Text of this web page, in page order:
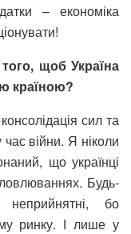
– економіка
щоб Україна
країною?
сил та
війни. Я ніколи
що українці
Будь-
бо
ринку. І лише у